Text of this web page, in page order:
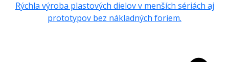
Rýchla výroba plastových dielov v menších sériách aj
prototypov bez nákladných foriem.